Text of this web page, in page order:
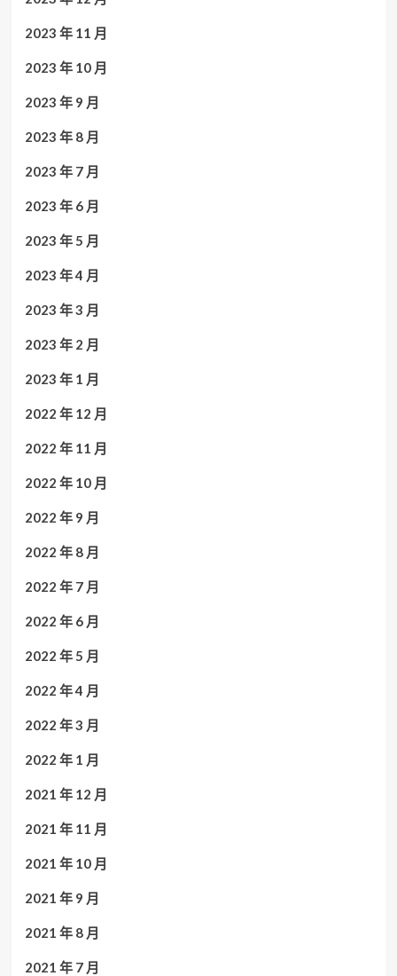
2023 年 11 月
2023 年 10 月
2023 年 9 月
2023 年 8 月
2023 年 7 月
2023 年 6 月
2023 年 5 月
2023 年 4 月
2023 年 3 月
2023 年 2 月
2023 年 1 月
2022 年 12 月
2022 年 11 月
2022 年 10 月
2022 年 9 月
2022 年 8 月
2022 年 7 月
2022 年 6 月
2022 年 5 月
2022 年 4 月
2022 年 3 月
2022 年 1 月
2021 年 12 月
2021 年 11 月
2021 年 10 月
2021 年 9 月
2021 年 8 月
2021 年 7 月